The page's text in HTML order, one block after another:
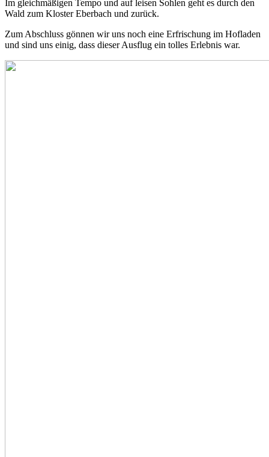
Im gleichmäßigen Tempo und auf leisen Sohlen geht es durch den
Wald zum Kloster Eberbach und zurück.
Zum Abschluss gönnen wir uns noch eine Erfrischung im Hofladen
und sind uns einig, dass dieser Ausflug ein tolles Erlebnis war.